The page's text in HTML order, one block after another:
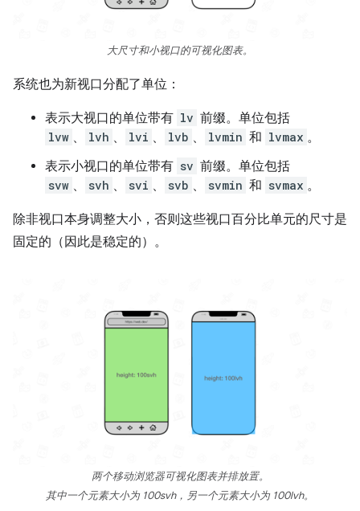
大尺寸和小视口的可视化图表。
系统也为新视口分配了单位：
表示大视口的单位带有 lv 前缀。单位包括
lvw 、 lvh 、 lvi 、 lvb 、 lvmin 和 lvmax 。
表示小视口的单位带有 sv 前缀。单位包括
svw 、 svh 、 svi 、 svb 、 svmin 和 svmax 。
除非视口本身调整大小，否则这些视口百分比单元的尺寸是
固定的（因此是稳定的）。
两个移动浏览器可视化图表并排放置。
其中一个元素大小为 100svh，另一个元素大小为 100lvh。